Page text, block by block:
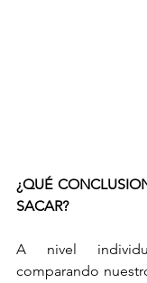
¿QUÉ
SACAR?
A nivel
comparando